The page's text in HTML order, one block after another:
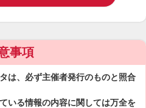
事項
は、必ず主催者発行のものと照合
いる情報の内容に関しては万全を